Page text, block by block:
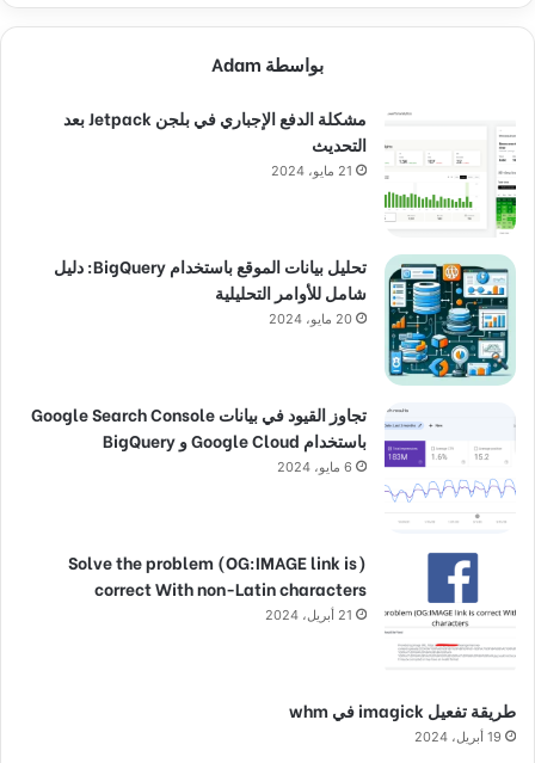
بواسطة Adam
مشكلة الدفع الإجباري في بلجن Jetpack بعد
التحديث
21 مايو، 2024
تحليل بيانات الموقع باستخدام BigQuery: دليل
شامل للأوامر التحليلية
20 مايو، 2024
تجاوز القيود في بيانات Google Search Console
باستخدام Google Cloud و BigQuery
6 مايو، 2024
(Solve the problem (OG:IMAGE link is
correct With non-Latin characters
21 أبريل، 2024
طريقة تفعيل imagick في whm
19 أبريل، 2024